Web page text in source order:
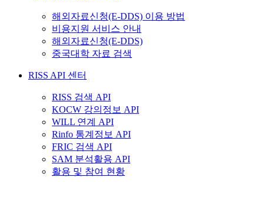
해외자료신청(E-DDS) 이용 방법
비용지원 서비스 안내
해외자료신청(E-DDS)
중국대학 자료 검색
RISS API 센터
RISS 검색 API
KOCW 강의정보 API
WILL 연계 API
Rinfo 통계정보 API
FRIC 검색 API
SAM 분석활용 API
활용 및 참여 현황